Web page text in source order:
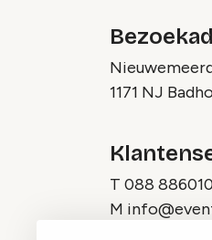
1171 NJ
T 088
M